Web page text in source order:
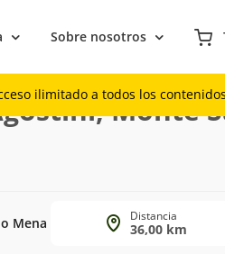
Sobre nosotros
ilimitado a todos los
Monte
Mena Distancia
36,00 km